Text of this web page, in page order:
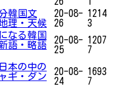
韓国文
理・天候
20-08-
26
1214
3
なる韓国
語・略語
20-08-
25
1207
7
本の中の
ギ・ダン
20-08-
24
1693
7